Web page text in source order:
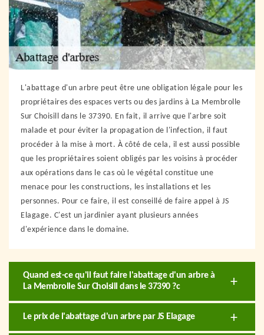
L'abattage d'un arbre peut être une obligation légale pour les
propriétaires des espaces verts ou des jardins à La Membrolle
Sur Choisill dans le 37390. En fait, il arrive que l'arbre soit
malade et pour éviter la propagation de l'infection, il faut
procéder à la mise à mort. À côté de cela, il est aussi possible
que les propriétaires soient obligés par les voisins à procéder
aux opérations dans le cas où le végétal constitue une
menace pour les constructions, les installations et les
personnes. Pour ce faire, il est conseillé de faire appel à JS
Elagage. C'est un jardinier ayant plusieurs années
d'expérience dans le domaine.
Quand est-ce qu'il faut faire l'abattage d'un arbre à
La Membrolle Sur Choisill dans le 37390 ?c
Le prix de l'abattage d'un arbre par JS Elagage